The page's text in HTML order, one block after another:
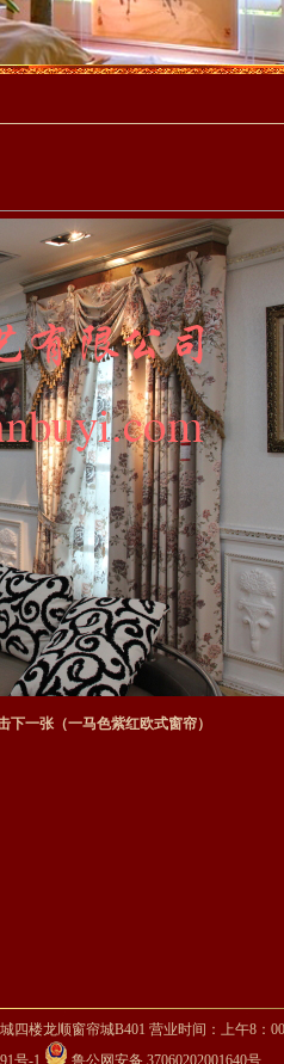
下一张（一马色紫红欧式窗帘）
四楼龙顺窗帘城B401 营业时间：上午8：
号-1 鲁公网安备 37060202001640号